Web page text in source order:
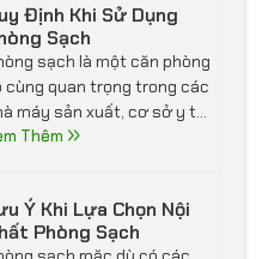
tôi có nhiều dự án
công về sơn epoxy nền
phòng sạch nhà xưởng, in
trí nền bê tông nghệ
nền sàn polyme, nền
hardener, sơn silicon PU,
acrylic, sơn phủ epoxy
màu …..
Định Khi Sử Dụng
Sạch
sạch là một căn phòng
cùng quan trọng trong các
máy sản xuất, cơ sở y tế,
nghiệm,… Chính vì vậy, các
và nhiễm chéo luôn phải
kiểm soát một cách
Thêm
Ý Khi Lựa Chọn Nội
Phòng Sạch